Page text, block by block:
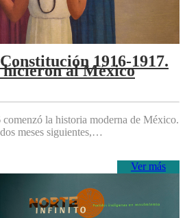
1916-1917.
hicieron al México
la historia moderna de México.
meses siguientes,…
Ver más